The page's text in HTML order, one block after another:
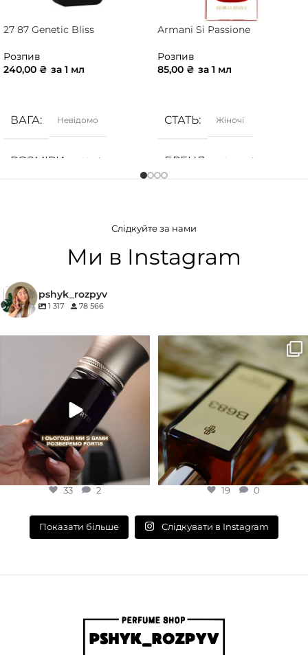
27 87 Genetic Bliss
Розпив
240,00 ₴ за 1 мл
ВАГА Невідомо
РОЗМІРИ Невідомо
ГРУПА АРОМАТУ
Деревинні
КОНЦЕНТРАЦІЯ
EDP (парфумована вода)
Armani Si Passione
Розпив
85,00 ₴ за 1 мл
СТАТЬ Жіночі
БРЕНД Armani
КОНЦЕНТРАЦІЯ
Слідкуйте за нами
Ми в Instagram
pshyk_rozpyv
1 317 78 566
Для замовлення переходьте на
сайт або в Instagram...
33 2
33 2
Marc-Antoine Barrois B683 - це
запах вечора в
19
19 0
Показати більше Слідкувати в Instagram